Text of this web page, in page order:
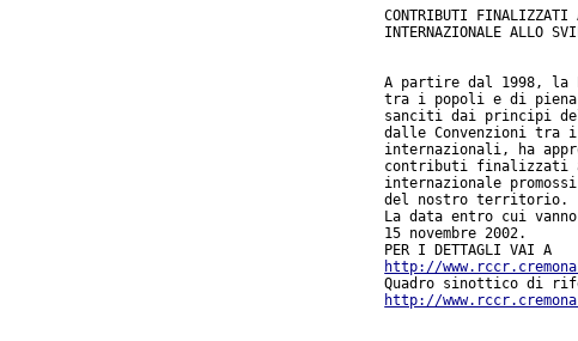
CONTRIBUTI FINALIZZATI
INTERNAZIONALE ALLO
A partire dal 1998, la
tra i popoli e di piena
sanciti dai principi
dalle Convenzioni tra
internazionali, ha
contributi finalizzati
internazionale
del nostro territorio.
La data entro cui
15 novembre 2002.
http://
http://